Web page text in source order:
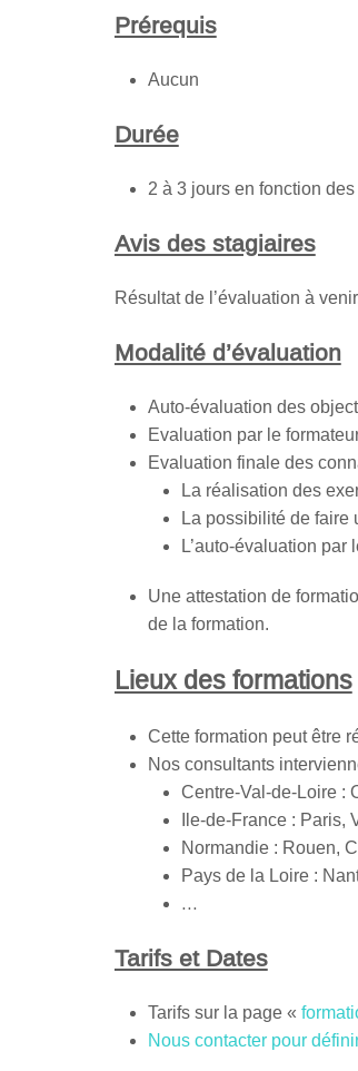
Prérequis
Aucun
Durée
2 à 3 jours en fonction
Avis des stagiaires
Résultat de l’évaluation à
Modalité d’évaluation
Auto-évaluation des
Evaluation par le
Evaluation finale des
La réalisation des
La possibilité de faire
L’auto-évaluation par
Une attestation de
de la formation.
Lieux des formations
Cette formation peut être
Nos consultants
Centre-Val-de-Loire :
Ile-de-France :
Normandie : Rouen,
Pays de la Loire :
…
Tarifs et Dates
Tarifs sur la page «
Nous contacter pour